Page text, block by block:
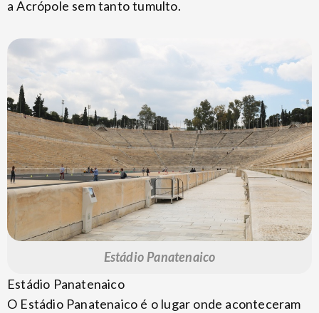
a Acrópole sem tanto tumulto.
Estádio Panatenaico
Estádio Panatenaico
O Estádio Panatenaico é o lugar onde aconteceram